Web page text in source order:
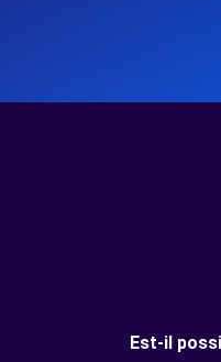
Est-il